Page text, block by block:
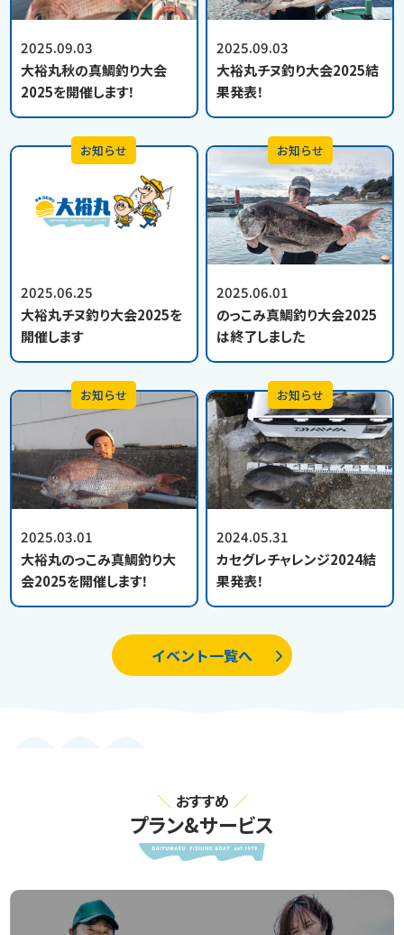
2025.09.03
大裕丸秋の真鯛釣り大会
2025を開催します！
2025.09.03
大裕丸チヌ釣り大会2025結
果発表！
2025.06.25
大裕丸チヌ釣り大会2025を
開催します
お知らせ
2025.06.01
のっこみ真鯛釣り大会2025
は終了しました
お知らせ
2025.03.01
大裕丸のっこみ真鯛釣り大
会2025を開催します！
お知らせ
2024.05.31
カセグレチャレンジ2024結
果発表！
お知らせ
イベント一覧へ
おすすめ
プラン&サービス